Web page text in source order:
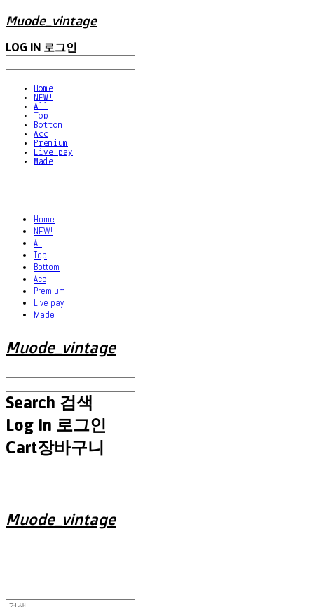
Muode_vintage
LOG IN 로그인
Home
NEW!
All
Top
Bottom
Acc
Premium
Live pay
Made
Home
NEW!
All
Top
Bottom
Acc
Premium
Live pay
Made
Muode_vintage
Search 검색
Log In 로그인
Cart장바구니
Muode_vintage